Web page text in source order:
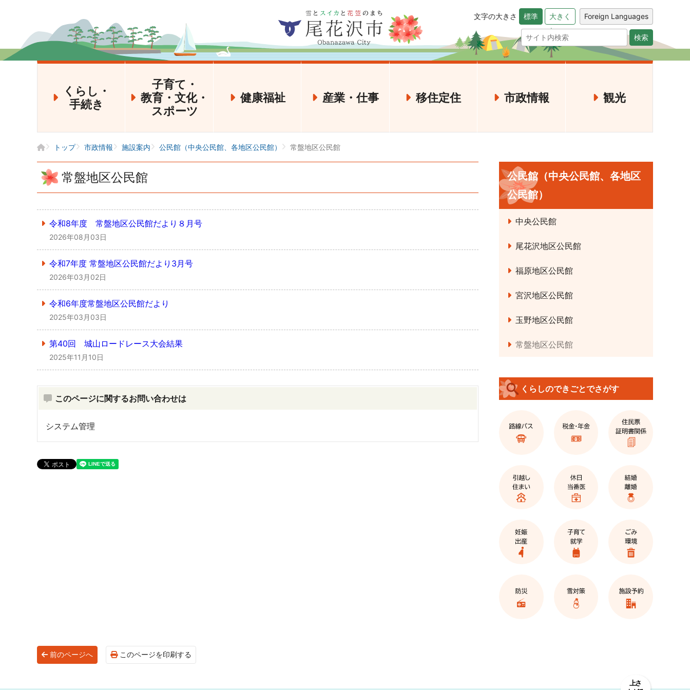
文字の大きさ 標準 大きく Foreign Languages
検索
くらし・
手続き
子育て・
教育・文化・
スポーツ
健康福祉 産業・仕事 移住定住 市政情報 観光
トップ 市政情報 施設案内 公民館（中央公民館、各地区公民館） 常盤地区公民館
常盤地区公民館
令和8年度 常盤地区公民館だより８月号
2026年08月03日
令和7年度 常盤地区公民館だより3月号
2026年03月02日
令和6年度常盤地区公民館だより
2025年03月03日
第40回 城山ロードレース大会結果
2025年11月10日
このページに関するお問い合わせは
システム管理
公民館（中央公民館、各地区
公民館）
中央公民館
尾花沢地区公民館
福原地区公民館
宮沢地区公民館
玉野地区公民館
常盤地区公民館
くらしのできごとでさがす
前のページへ このページを印刷する